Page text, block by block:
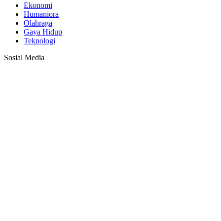
Ekonomi
Humaniora
Olahraga
Gaya Hidup
Teknologi
Sosial Media